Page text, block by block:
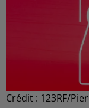
Crédit : 123RF/